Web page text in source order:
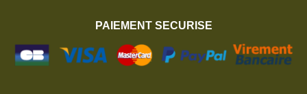
PAIEMENT SECURISE